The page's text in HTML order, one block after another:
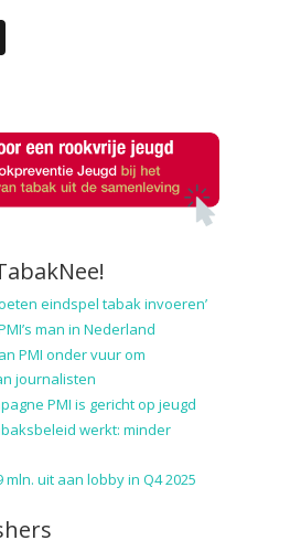
eindspel tabak invoeren’
man in Nederland
PMI onder vuur om
journalisten
PMI is gericht op jeugd
werkt: minder
mln. uit aan lobby in Q4 2025